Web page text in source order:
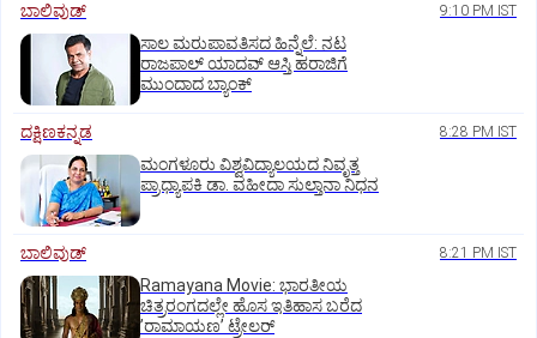
ಬಾಲಿವುಡ್‌ 9:10 PM IST
ಸಾಲ ಮರುಪಾವತಿಸದ ಹಿನ್ನೆಲೆ: ನಟ
ರಾಜಪಾಲ್ ಯಾದವ್‌ ಆಸ್ತಿ ಹರಾಜಿಗೆ
ಮುಂದಾದ ಬ್ಯಾಂಕ್
ದಕ್ಷಿಣಕನ್ನಡ 8:28 PM IST
ಮಂಗಳೂರು ವಿಶ್ವವಿದ್ಯಾಲಯದ ನಿವೃತ್ತ
ಪ್ರಾಧ್ಯಾಪಕಿ ಡಾ. ವಹೀದಾ ಸುಲ್ತಾನಾ ನಿಧನ
ಬಾಲಿವುಡ್‌ 8:21 PM IST
Ramayana Movie: ಭಾರತೀಯ
ಚಿತ್ರರಂಗದಲ್ಲೇ ಹೊಸ ಇತಿಹಾಸ ಬರೆದ
ʼರಾಮಾಯಣʼ ಟ್ರೇಲರ್